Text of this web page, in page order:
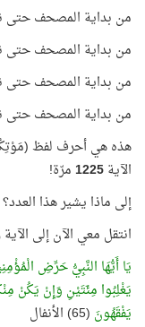
من بداية المصحف حتى
من بداية المصحف حتى
من بداية المصحف حتى
من بداية المصحف حتى
هذه هي أحرف لفظ
الآية1225مرّة!
إلى ماذا يشير هذا العدد؟
انتقل معي الآن إلى الآية رقم 1225 من بداية
يَا أَيُّهَا النَّبِيُّ حَرِّضِ
يَغْلِبُوا مِئَتَيْنِ وَإِنْ يَكُنْ
يَفْقَهُونَ (65) الأنفال